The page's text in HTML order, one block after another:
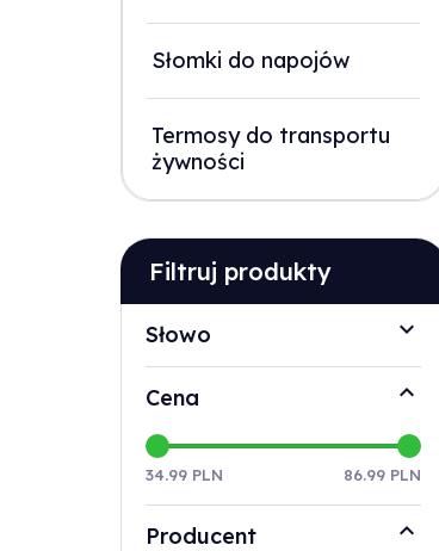
Słomki do napojów
Termosy do transportu
żywności
Filtruj produkty
Słowo
Cena
34.99 PLN 86.99 PLN
Producent